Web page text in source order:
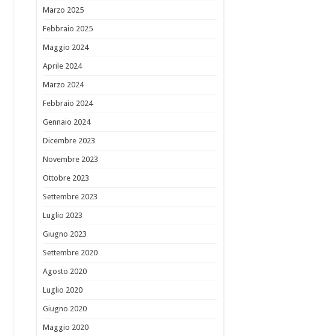
Marzo 2025
Febbraio 2025
Maggio 2024
Aprile 2024
Marzo 2024
Febbraio 2024
Gennaio 2024
Dicembre 2023
Novembre 2023
Ottobre 2023
Settembre 2023
Luglio 2023
Giugno 2023
Settembre 2020
Agosto 2020
Luglio 2020
Giugno 2020
Maggio 2020